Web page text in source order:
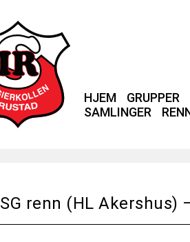
HJEM GRUPPER
SAMLINGER
SG renn (HL Akershus)